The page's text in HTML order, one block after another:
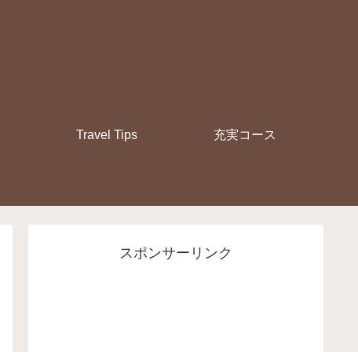
Travel Tips 充実コース
スポンサーリンク